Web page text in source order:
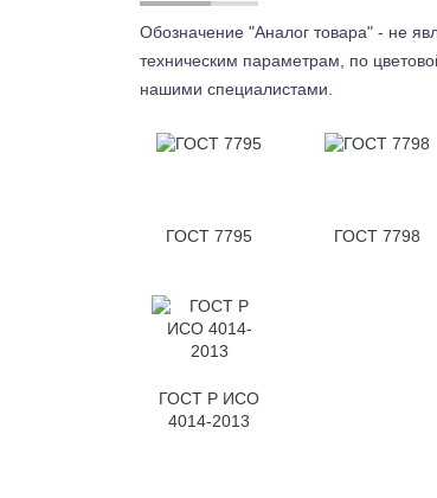
Обозначение "Аналог товара" - не
техническим параметрам, по
нашими специалистами.
ГОСТ 7795 ГОСТ 7798
ГОСТ Р ИСО
4014-2013